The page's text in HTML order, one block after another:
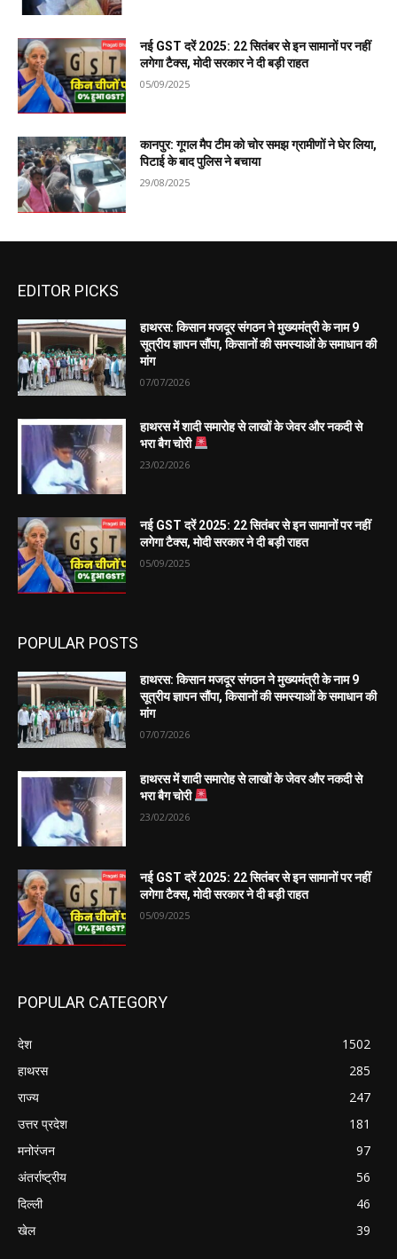
नई GST दरें 2025: 22 सितंबर से इन सामानों पर नहीं
लगेगा टैक्स, मोदी सरकार ने दी बड़ी राहत
05/09/2025
कानपुर: गूगल मैप टीम को चोर समझ ग्रामीणों ने घेर लिया,
पिटाई के बाद पुलिस ने बचाया
29/08/2025
EDITOR PICKS
हाथरस: किसान मजदूर संगठन ने मुख्यमंत्री के नाम 9
सूत्रीय ज्ञापन सौंपा, किसानों की समस्याओं के समाधान की
मांग
07/07/2026
हाथरस में शादी समारोह से लाखों के जेवर और नकदी से
भरा बैग चोरी
23/02/2026
नई GST दरें 2025: 22 सितंबर से इन सामानों पर नहीं
लगेगा टैक्स, मोदी सरकार ने दी बड़ी राहत
05/09/2025
POPULAR POSTS
हाथरस: किसान मजदूर संगठन ने मुख्यमंत्री के नाम 9
सूत्रीय ज्ञापन सौंपा, किसानों की समस्याओं के समाधान की
मांग
07/07/2026
हाथरस में शादी समारोह से लाखों के जेवर और नकदी से
भरा बैग चोरी
23/02/2026
नई GST दरें 2025: 22 सितंबर से इन सामानों पर नहीं
लगेगा टैक्स, मोदी सरकार ने दी बड़ी राहत
05/09/2025
POPULAR CATEGORY
देश
1502
हाथरस
285
राज्य
247
उत्तर प्रदेश
181
मनोरंजन
97
अंतर्राष्ट्रीय
56
दिल्ली
46
खेल
39